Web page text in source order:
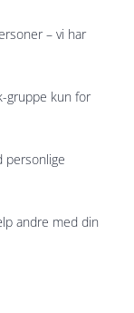
– vi har
gruppe kun for
personlige
andre med din